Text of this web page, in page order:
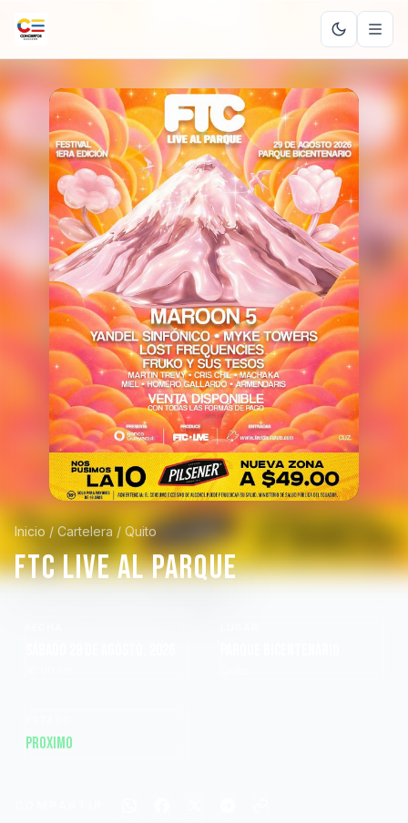
Inicio / Cartelera / Quito
FTC LIVE AL PARQUE
Proximo